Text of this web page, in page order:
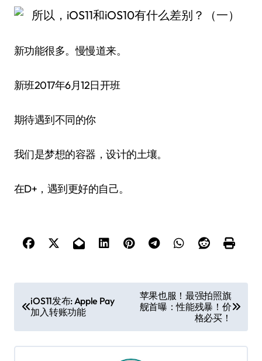
新功能很多。慢慢道来。
新班2017年6月12日开班
期待遇到不同的你
我们是梦想的容器，设计的土壤。
在D+，遇到更好的自己。
章
导
航
iOS11发布: Apple Pay
加入转账功能
苹果也服！最强拍照旗
舰首曝：性能残暴！价
格必买！